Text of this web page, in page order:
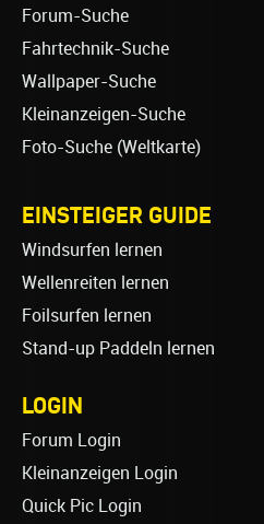
Forum-Suche
Fahrtechnik-Suche
Wallpaper-Suche
Kleinanzeigen-Suche
Foto-Suche (Weltkarte)
EINSTEIGER GUIDE
Windsurfen lernen
Wellenreiten lernen
Foilsurfen lernen
Stand-up Paddeln lernen
LOGIN
Forum Login
Kleinanzeigen Login
Quick Pic Login